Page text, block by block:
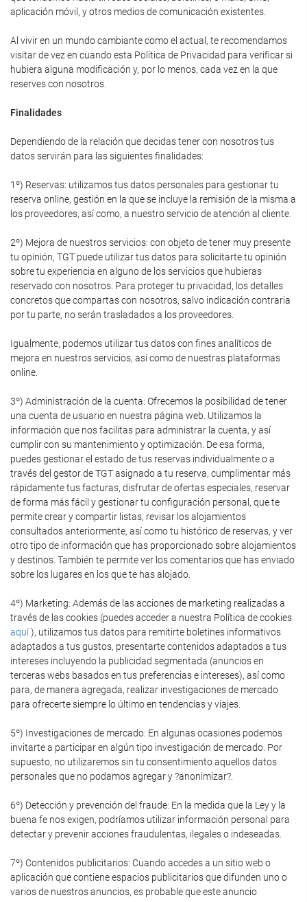
aplicación móvil, y otros medios de comunicación existentes.
Al vivir en un mundo cambiante como el actual, te recomendamos
visitar de vez en cuando esta Política de Privacidad para verificar si
hubiera alguna modificación y, por lo menos, cada vez en la que
reserves con nosotros.
Finalidades
Dependiendo de la relación que decidas tener con nosotros tus
datos servirán para las siguientes finalidades:
1º) Reservas: utilizamos tus datos personales para gestionar tu
reserva online, gestión en la que se incluye la remisión de la misma a
los proveedores, así como, a nuestro servicio de atención al cliente.
2º) Mejora de nuestros servicios: con objeto de tener muy presente
tu opinión, TGT puede utilizar tus datos para solicitarte tu opinión
sobre tu experiencia en alguno de los servicios que hubieras
reservado con nosotros. Para proteger tu privacidad, los detalles
concretos que compartas con nosotros, salvo indicación contraria
por tu parte, no serán trasladados a los proveedores.
Igualmente, podemos utilizar tus datos con fines analíticos de
mejora en nuestros servicios, así como de nuestras plataformas
online.
3º) Administración de la cuenta: Ofrecemos la posibilidad de tener
una cuenta de usuario en nuestra página web. Utilizamos la
información que nos facilitas para administrar la cuenta, y así
cumplir con su mantenimiento y optimización. De esa forma,
puedes gestionar el estado de tus reservas individualmente o a
través del gestor de TGT asignado a tu reserva, cumplimentar más
rápidamente tus facturas, disfrutar de ofertas especiales, reservar
de forma más fácil y gestionar tu configuración personal, que te
permite crear y compartir listas, revisar los alojamientos
consultados anteriormente, así como tu histórico de reservas, y ver
otro tipo de información que has proporcionado sobre alojamientos
y destinos. También te permite ver los comentarios que has enviado
sobre los lugares en los que te has alojado.
4º) Marketing: Además de las acciones de marketing realizadas a
través de las cookies (puedes acceder a nuestra Política de cookies
aquí), utilizamos tus datos para remitirte boletines informativos
adaptados a tus gustos, presentarte contenidos adaptados a tus
intereses incluyendo la publicidad segmentada (anuncios en
terceras webs basados en tus preferencias e intereses), así como
para, de manera agregada, realizar investigaciones de mercado
para ofrecerte siempre lo último en tendencias y viajes.
5º) Investigaciones de mercado: En algunas ocasiones podemos
invitarte a participar en algún tipo investigación de mercado. Por
supuesto, no utilizaremos sin tu consentimiento aquellos datos
personales que no podamos agregar y ?anonimizar?.
6º) Detección y prevención del fraude: En la medida que la Ley y la
buena fe nos exigen, podríamos utilizar información personal para
detectar y prevenir acciones fraudulentas, ilegales o indeseadas.
7º) Contenidos publicitarios: Cuando accedes a un sitio web o
aplicación que contiene espacios publicitarios que difunden uno o
varios de nuestros anuncios, es probable que este anuncio